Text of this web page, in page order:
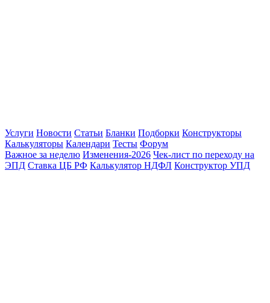
Услуги Новости Статьи Бланки Подборки Конструкторы
Калькуляторы Календари Тесты Форум
Важное за неделю Изменения-2026 Чек-лист по переходу на
ЭПД Ставка ЦБ РФ Калькулятор НДФЛ Конструктор УПД